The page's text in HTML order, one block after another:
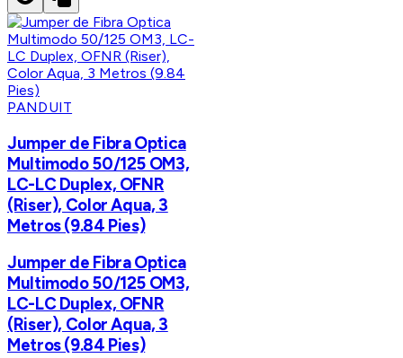
PANDUIT
Jumper de Fibra Optica
Multimodo 50/125 OM3,
LC-LC Duplex, OFNR
(Riser), Color Aqua, 3
Metros (9.84 Pies)
Jumper de Fibra Optica
Multimodo 50/125 OM3,
LC-LC Duplex, OFNR
(Riser), Color Aqua, 3
Metros (9.84 Pies)